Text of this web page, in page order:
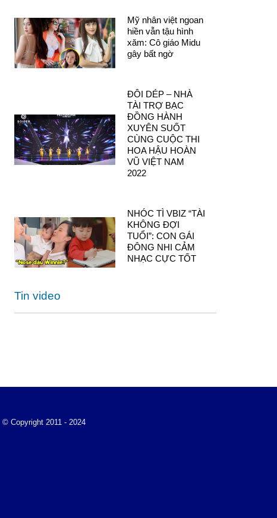
Mỹ nhân việt ngoan
hiền vẫn tậu hình
xăm: Cô giáo Midu
gây bất ngờ
ĐÔI DÉP – NHÀ
TÀI TRỢ BẠC
ĐỒNG HÀNH
XUYÊN SUỐT
CÙNG CUỘC THI
HOA HẬU HOÀN
VŨ VIỆT NAM
2022
NHÓC TÌ VBIZ “TÀI
KHÔNG ĐỢI
TUỔI”: CON GÁI
ĐÔNG NHI CẢM
NHẠC CỰC TỐT
Tin video
© Copyright 2011 - 2024